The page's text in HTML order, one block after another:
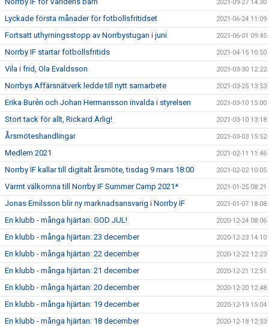
2021-09-27 14:30
Lyckade första månader för fotbollsfritidset 2021-06-24 11:09
Fortsatt uthyrningsstopp av Norrbystugan i juni 2021-06-01 09:45
Norrby IF startar fotbollsfritids 2021-04-15 10:50
Vila i frid, Ola Evaldsson 2021-03-30 12:22
Norrbys Affärsnätverk ledde till nytt samarbete 2021-03-25 13:53
Erika Burén och Johan Hermansson invalda i styrelsen 2021-03-10 15:00
Stort tack för allt, Rickard Ärlig! 2021-03-10 13:18
Årsmöteshandlingar 2021-03-03 15:52
Medlem 2021 2021-02-11 11:46
Norrby IF kallar till digitalt årsmöte, tisdag 9 mars 18:00 2021-02-02 10:05
Varmt välkomna till Norrby IF Summer Camp 2021* 2021-01-25 08:21
Jonas Emilsson blir ny marknadsansvarig i Norrby IF 2021-01-07 18:08
En klubb - många hjärtan: GOD JUL! 2020-12-24 08:06
En klubb - många hjärtan: 23 december 2020-12-23 14:10
En klubb - många hjärtan: 22 december 2020-12-22 12:23
En klubb - många hjärtan: 21 december 2020-12-21 12:51
En klubb - många hjärtan: 20 december 2020-12-20 12:48
En klubb - många hjärtan: 19 december 2020-12-19 15:04
En klubb - många hjärtan: 18 december 2020-12-18 12:33